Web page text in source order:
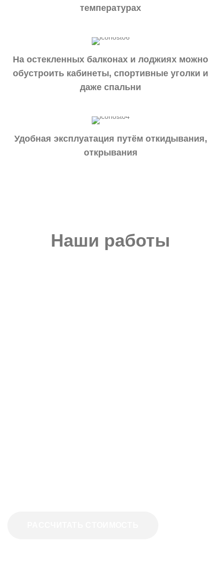
температурах
На остекленных балконах и лоджиях можно
обустроить кабинеты, спортивные уголки и
даже спальни
Удобная эксплуатация путём откидывания,
открывания
Наши работы